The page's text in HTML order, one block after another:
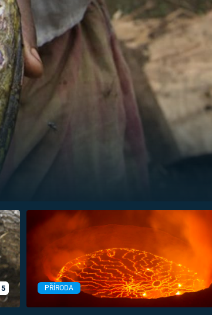
FILMY VERSUS
REALITA
HORORY VERSUS
REALITA
OPTICKÉ ILUZE A
KLAMY
5 PŘÍRODA